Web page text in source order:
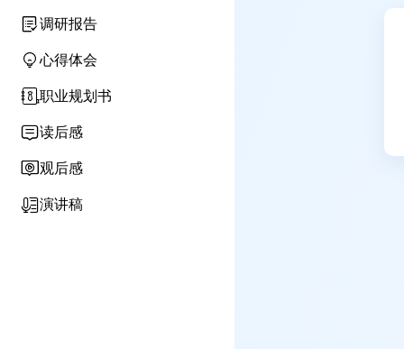
调研报告
心得体会
职业规划书
读后感
观后感
演讲稿